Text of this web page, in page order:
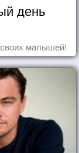
день
малышей!